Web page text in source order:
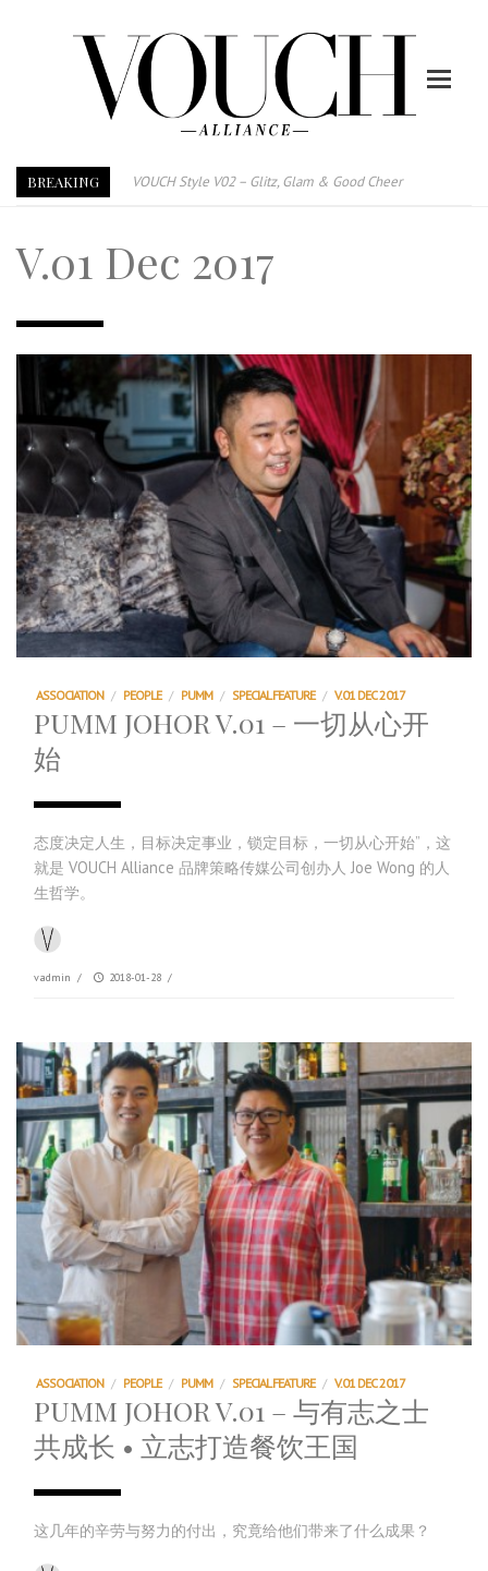
BREAKING
VOUCH Style V02 – Glitz, Glam & Good Cheer
TRI TOWER – 新地标公寓毗邻未来柔新捷运站
打造一个优质智能经商环境
PUMM JOHOR – Break Through 乘风破浪，扬帆起航 2021
V.01 Dec 2017
ASSOCIATION / PEOPLE / PUMM / SPECIAL FEATURE / V.01 DEC 2017
PUMM JOHOR V.01 – 一切从心开
始
态度决定人生，目标决定事业，锁定目标，一切从心开始”，这
就是 VOUCH Alliance 品牌策略传媒公司创办人 Joe Wong 的人
生哲学。
vadmin / 2018-01-28 /
ASSOCIATION / PEOPLE / PUMM / SPECIAL FEATURE / V.01 DEC 2017
PUMM JOHOR V.01 – 与有志之士
共成长 • 立志打造餐饮王国
这几年的辛劳与努力的付出，究竟给他们带来了什么成果？